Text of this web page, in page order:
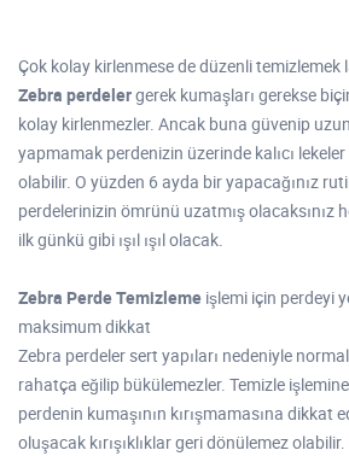
Çok kolay kirlenmese de düzenli temizlemek
Zebra perdelergerek kumaşları gerekse
kolay kirlenmezler. Ancak buna güvenip
yapmamak perdenizin üzerinde kalıcı
olabilir. O yüzden 6 ayda bir yapacağınız
perdelerinizin ömrünü uzatmış olacaksınız
ilk günkü gibi ışıl ışıl olacak.
Zebra Perde Temizleme işlemi için perdeyi
maksimum dikkat
Zebra perdeler sert yapıları nedeniyle
rahatça eğilip bükülemezler. Temizle
perdenin kumaşının kırışmamasına dikkat
oluşacak kırışıklıklar geri dönülemez